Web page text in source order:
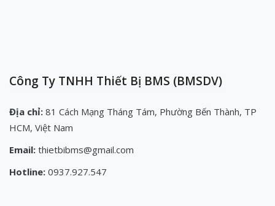
Công Ty TNHH Thiết Bị BMS (BMSDV)
Địa chỉ: 81 Cách Mạng Tháng Tám, Phường Bến Thành, TP
HCM, Việt Nam
Email: thietbibms@gmail.com
Hotline: 0937.927.547